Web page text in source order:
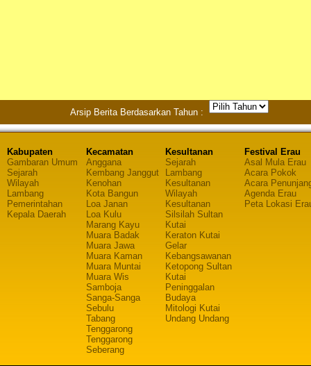
Arsip Berita Berdasarkan Tahun :
Kabupaten
Gambaran Umum
Sejarah
Wilayah
Lambang
Pemerintahan
Kepala Daerah
Kecamatan
Anggana
Kembang Janggut
Kenohan
Kota Bangun
Loa Janan
Loa Kulu
Marang Kayu
Muara Badak
Muara Jawa
Muara Kaman
Muara Muntai
Muara Wis
Samboja
Sanga-Sanga
Sebulu
Tabang
Tenggarong
Tenggarong
Seberang
Kesultanan
Sejarah
Lambang
Kesultanan
Wilayah
Kesultanan
Silsilah Sultan
Kutai
Keraton Kutai
Gelar
Kebangsawanan
Ketopong Sultan
Kutai
Peninggalan
Budaya
Mitologi Kutai
Undang Undang
Festival Erau
Asal Mula Erau
Acara Pokok
Acara
Agenda Erau
Peta Lokasi